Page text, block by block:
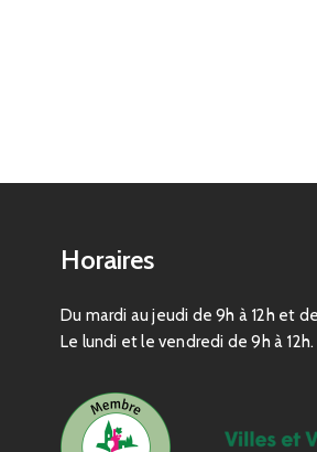
Horaires
Du mardi au jeudi de 9h à 12h et
Le lundi et le vendredi de 9h à 12h.